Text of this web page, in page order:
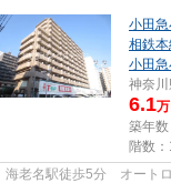
小田
相鉄本
小田
神奈
6.1
築年数
階数
海老名駅徒歩5分 オート